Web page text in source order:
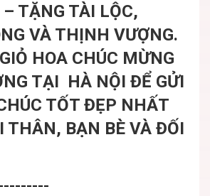
TẶNG TÀI LỘC,
VÀ THỊNH VƯỢNG.
HOA CHÚC MỪNG
TẠI HÀ NỘI ĐỂ GỬI
TỐT ĐẸP NHẤT
THÂN, BẠN BÈ VÀ ĐỐI